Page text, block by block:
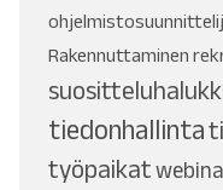
Rakennuttaminen
tiedonhallinta
työpaikat